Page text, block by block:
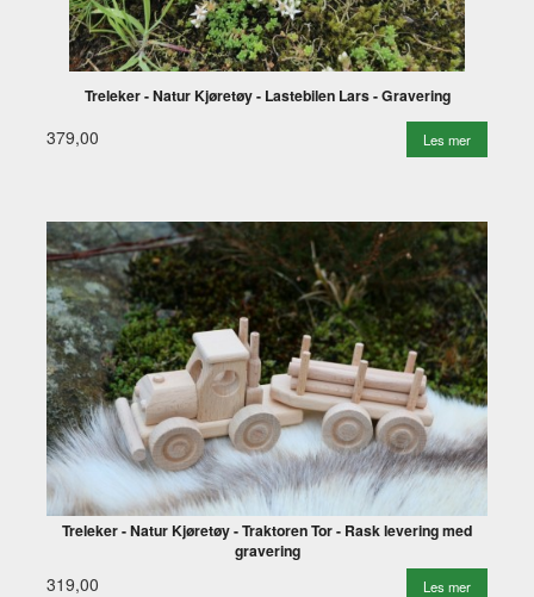
Treleker - Natur Kjøretøy - Lastebilen Lars - Gravering
379,00 Les mer
Treleker - Natur Kjøretøy - Traktoren Tor - Rask levering med
gravering
319,00 Les mer